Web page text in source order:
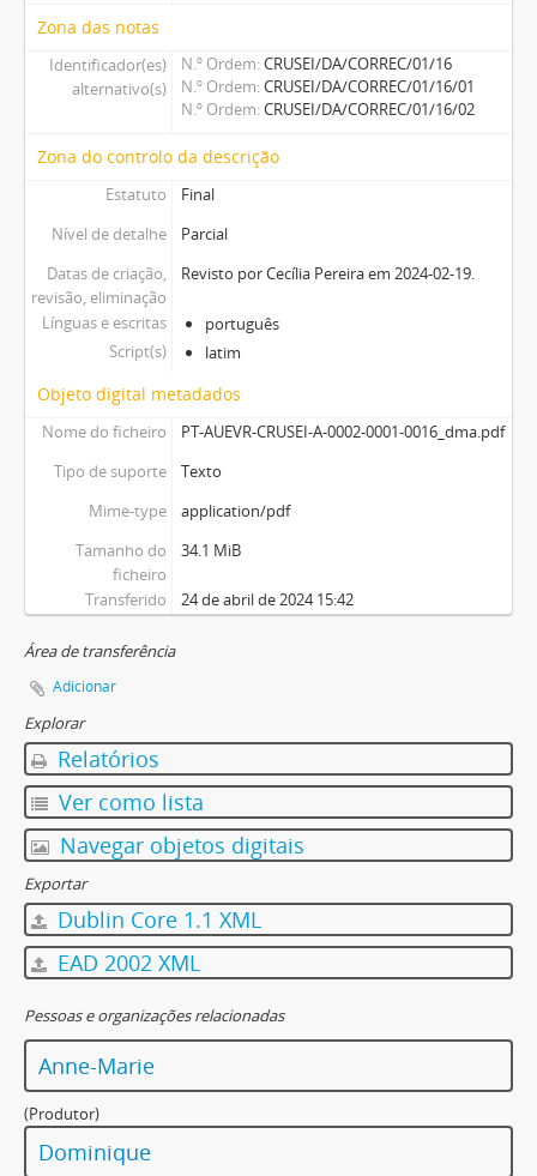
Zona das notas
Identificador(es)
alternativo(s)
N.º Ordem CRUSEI/DA/CORREC/01/16
N.º Ordem CRUSEI/DA/CORREC/01/16/01
N.º Ordem CRUSEI/DA/CORREC/01/16/02
Zona do controlo da descrição
Estatuto
Final
Nível de detalhe
Parcial
Datas de criação,
revisão, eliminação
Revisto por Cecília Pereira em 2024-02-19.
Línguas e escritas
português
Script(s)
latim
Objeto digital metadados
Nome do ficheiro
PT-AUEVR-CRUSEI-A-0002-0001-0016_dma.pdf
Tipo de suporte
Texto
Mime-type
application/pdf
Tamanho do
ficheiro
34.1 MiB
Transferido 24 de abril de 2024 15:42
Área de transferência
Adicionar
Explorar
Relatórios
Ver como lista
Navegar objetos digitais
Exportar
Dublin Core 1.1 XML
EAD 2002 XML
Pessoas e organizações relacionadas
Anne-Marie
(Produtor)
Dominique